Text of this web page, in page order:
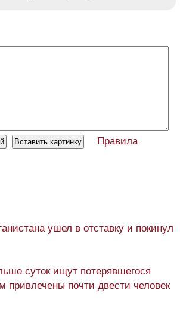
Правила
ушел в отставку и покинул
суток ищут потерявшегося
привлечены почти двести человек